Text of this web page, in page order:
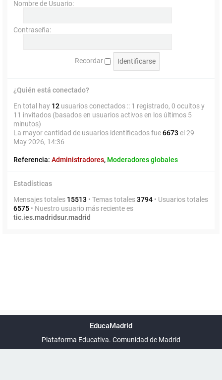
Nombre de Usuario:
Contraseña:
Recordar
¿Quién está conectado?
En total hay 12 usuarios conectados :: 1 registrado, 0 ocultos y
11 invitados (basados en usuarios activos en los últimos 5
minutos)
La mayor cantidad de usuarios identificados fue6673 el 29
May 2026, 14:36
Referencia: Administradores, Moderadores globales
Estadísticas
Mensajes totales 15513 • Temas totales3794 • Usuarios totales
6575 • Nuestro usuario más reciente es
tic.ies.madridsur.madrid
UTC+02:00
phpBB España
EducaMadrid
Plataforma Educativa. Comunidad de Madrid